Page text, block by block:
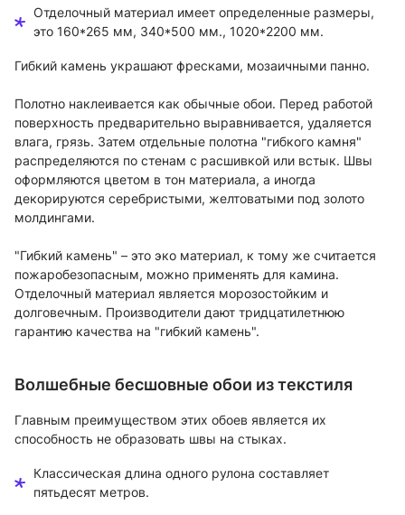
Отделочный материал имеет определенные размеры,
это 160*265 мм, 340*500 мм., 1020*2200 мм.
Гибкий камень украшают фресками, мозаичными панно.
Полотно наклеивается как обычные обои. Перед работой
поверхность предварительно выравнивается, удаляется
влага, грязь. Затем отдельные полотна "гибкого камня"
распределяются по стенам с расшивкой или встык. Швы
оформляются цветом в тон материала, а иногда
декорируются серебристыми, желтоватыми под золото
молдингами.
"Гибкий камень" – это эко материал, к тому же считается
пожаробезопасным, можно применять для камина.
Отделочный материал является морозостойким и
долговечным. Производители дают тридцатилетнюю
гарантию качества на "гибкий камень".
Волшебные бесшовные обои из текстиля
Главным преимуществом этих обоев является их
способность не образовать швы на стыках.
Классическая длина одного рулона составляет
пятьдесят метров.